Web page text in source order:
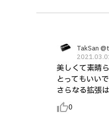
TakSan
美しくて素晴
とってもいいで
さらなる拡張
thumb_up_alt0